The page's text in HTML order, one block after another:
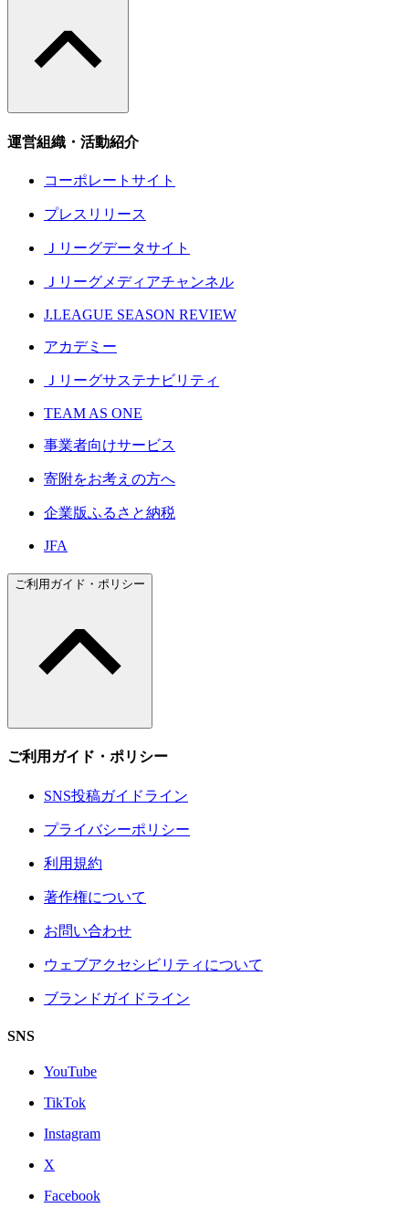
運営組織・活動紹介
コーポレートサイト
プレスリリース
Ｊリーグデータサイト
Ｊリーグメディアチャンネル
J.LEAGUE SEASON REVIEW
アカデミー
Ｊリーグサステナビリティ
TEAM AS ONE
事業者向けサービス
寄附をお考えの方へ
企業版ふるさと納税
JFA
ご利用ガイド・ポリシー
ご利用ガイド・ポリシー
SNS投稿ガイドライン
プライバシーポリシー
利用規約
著作権について
お問い合わせ
ウェブアクセシビリティについて
ブランドガイドライン
SNS
YouTube
TikTok
Instagram
X
Facebook